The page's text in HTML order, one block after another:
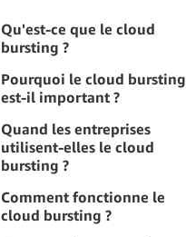
Qu'est-ce que le cloud
bursting ?
Pourquoi le cloud bursting
est-il important ?
Quand les entreprises
utilisent-elles le cloud
bursting ?
Comment fonctionne le
cloud bursting ?